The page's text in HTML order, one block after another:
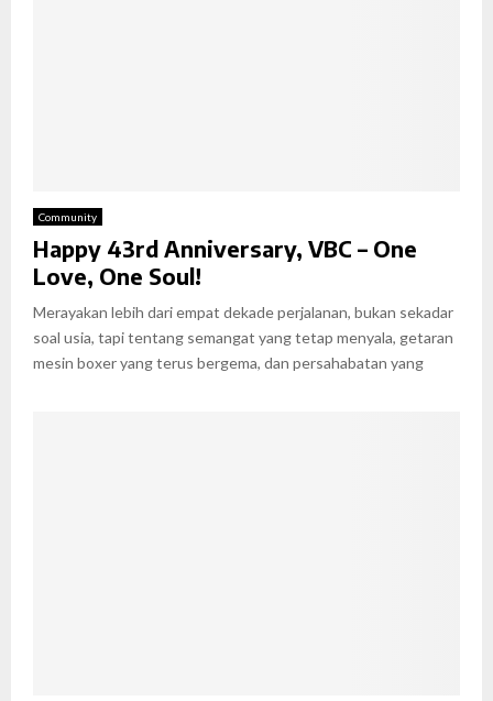
Community
Happy 43rd Anniversary, VBC – One
Love, One Soul!
Merayakan lebih dari empat dekade perjalanan, bukan sekadar
soal usia, tapi tentang semangat yang tetap menyala, getaran
mesin boxer yang terus bergema, dan persahabatan yang